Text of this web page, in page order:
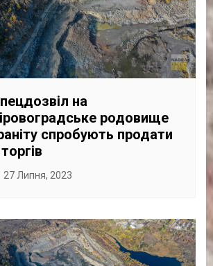
на
родовище
спробують продати
27 Липня, 2023